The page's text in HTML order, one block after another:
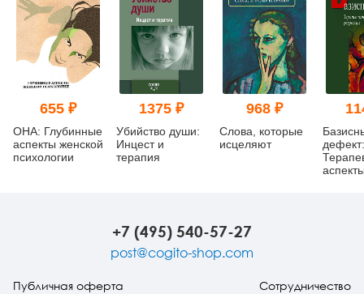
655 ₽
ОНА: Глубинные
аспекты женской
психологии
1375 ₽
Убийство души:
Инцест и
терапия
968 ₽
Слова, которые
исцеляют
дефект:
+7 (495) 540-57-27
post@cogito-shop.com
Публичная оферта Сотрудничество